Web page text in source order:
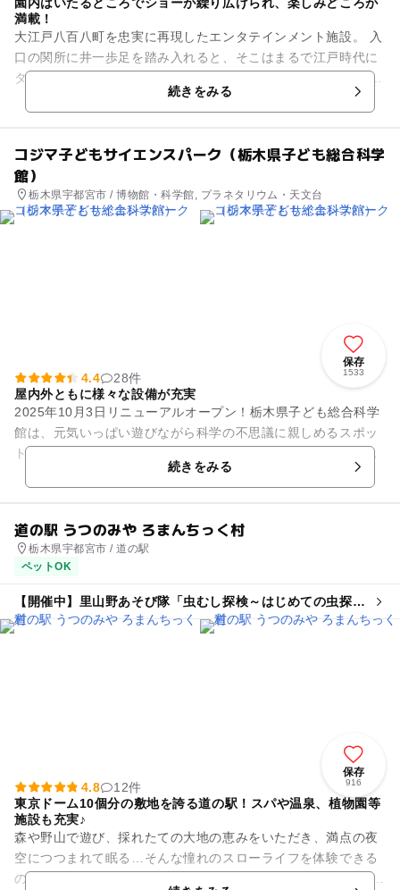
満載！
大江戸八百八町を忠実に再現したエンタテインメント施設。 入
口の関所に井一歩足を踏み入れると、そこはまるで江戸時代に
タイムスリップしたかのよう。 商家や宿場町、武家屋敷などが
続きをみる
コジマ子どもサイエンスパーク（栃木県子ども総合科学
館）
栃木県宇都宮市 / 博物館・科学館, プラネタリウム・天文台
保存
1533
4.4
28件
屋内外ともに様々な設備が充実
2025年10月3日リニューアルオープン！栃木県子ども総合科学
館は、元気いっぱい遊びながら科学の不思議に親しめるスポッ
ト。屋内外ともに様々な設備が充実しており、家族でのお出か
続きをみる
道の駅 うつのみや ろまんちっく村
栃木県宇都宮市 / 道の駅
ペットOK
【開催中】里山野あそび隊「虫むし探検～はじめての虫探
し」7/19.8/11
保存
916
4.8
12件
東京ドーム10個分の敷地を誇る道の駅！スパや温泉、植物園等
施設も充実♪
森や野山で遊び、採れたての大地の恵みをいただき、満点の夜
空につつまれて眠る…そんな憧れのスローライフを体験できる
のがここ「道の駅うつのみや ろまんちっく村」。46ヘクタール